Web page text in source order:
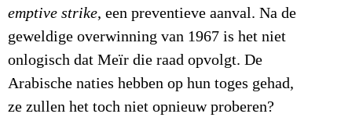
emptive strike, een preventieve aanval. Na de
geweldige overwinning van 1967 is het niet
onlogisch dat Meïr die raad opvolgt. De
Arabische naties hebben op hun toges gehad,
ze zullen het toch niet opnieuw proberen?